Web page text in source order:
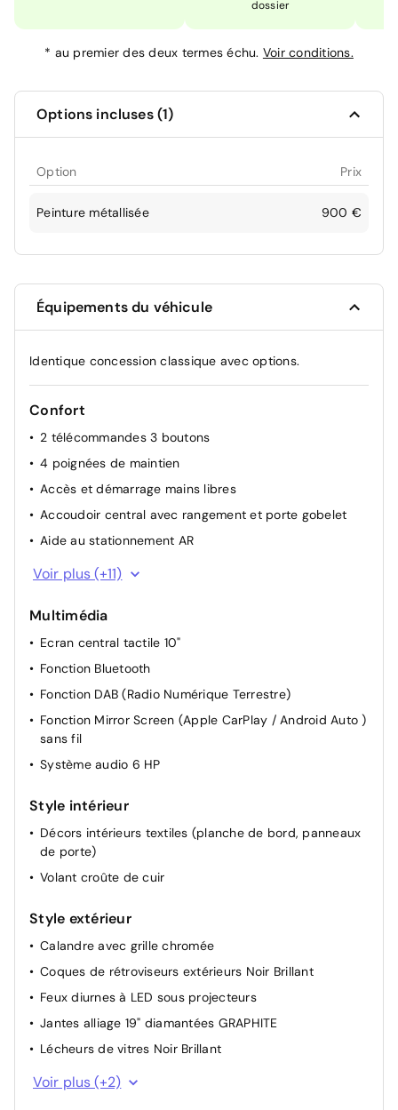
dossier
* au premier des deux termes échu. Voir conditions.
Options incluses (1)
Option Prix
Peinture métallisée 900 €
Équipements du véhicule
Identique concession classique avec options.
Confort
2 télécommandes 3 boutons
4 poignées de maintien
Accès et démarrage mains libres
Accoudoir central avec rangement et porte gobelet
Aide au stationnement AR
Air conditionné automatique bi-zone
Essuie-vitre AV à déclenchement automatique
Peugeot i-Cockpit avec instrumentation numérique 10"
personnalisable
Pré-conditionnement thermique et charge différée via
Prise 12 V à l'AV
Réglage lombaire du siège conducteur
Rétroviseurs extérieurs électriques, dégivrants et
rabattables électriquement, avec répétiteurs de feux
clignotants à LED
Sélecteur de modes de conduite (Electric, Hybrid,
Volant avec réglage manuel en hauteur et en
Voir plus (+11)
Multimédia
Ecran central tactile 10"
Fonction Bluetooth
Fonction DAB (Radio Numérique Terrestre)
Fonction Mirror Screen (Apple CarPlay / Android Auto )
sans fil
Système audio 6 HP
Style intérieur
Décors intérieurs textiles (planche de bord, panneaux
de porte)
Volant croûte de cuir
Style extérieur
Calandre avec grille chromée
Coques de rétroviseurs extérieurs Noir Brillant
Feux diurnes à LED sous projecteurs
Jantes alliage 19" diamantées GRAPHITE
Lécheurs de vitres Noir Brillant
Projecteurs Peugeot LED Technology
Voir plus (+2)